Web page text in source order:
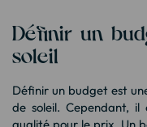
Définir un
soleil
Définir un budget est
de soleil. Cependant,
qualité pour le prix. Un